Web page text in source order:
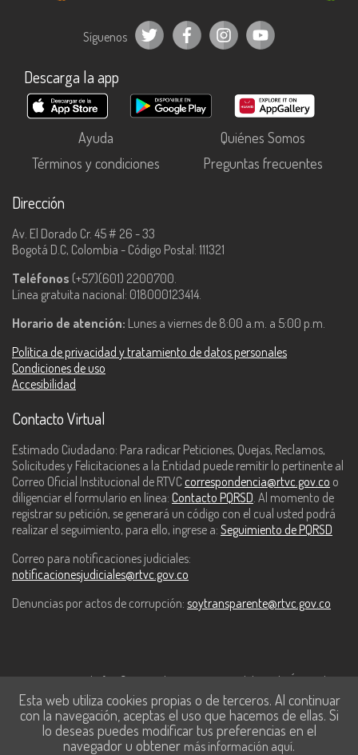
Síguenos
Descarga la app
Ayuda
Quiénes Somos
Términos y condiciones
Preguntas frecuentes
Dirección
Av. El Dorado Cr. 45 # 26 - 33
Bogotá D.C, Colombia - Código Postal: 111321
Teléfonos (+57)(601) 2200700.
Línea gratuita nacional: 018000123414.
Horario de atención: Lunes a viernes de 8:00 a.m. a 5:00 p.m.
Política de privacidad y tratamiento de datos personales
Condiciones de uso
Accesibilidad
Contacto Virtual
Estimado Ciudadano: Para radicar Peticiones, Quejas, Reclamos,
Solicitudes y Felicitaciones a la Entidad puede remitir lo pertinente al
Correo Oficial Institucional de RTVC correspondencia@rtvc.gov.co o
diligenciar el formulario en línea: Contacto PQRSD. Al momento de
registrar su petición, se generará un código con el cual usted podrá
realizar el seguimiento, para ello, ingrese a: Seguimiento de PQRSD
Correo para notificaciones judiciales:
notificacionesjudiciales@rtvc.gov.co
Denuncias por actos de corrupción: soytransparente@rtvc.gov.co
Este contenido fue financiado con recursos del Fondo Único de
Tecnologías de la Información y las Comunicaciones de MinTic.
Esta web utiliza cookies propias o de terceros. Al continuar
con la navegación, aceptas el uso que hacemos de ellas. Si
lo deseas puedes modificar tus preferencias en el
navegador u obtener más información aquí.